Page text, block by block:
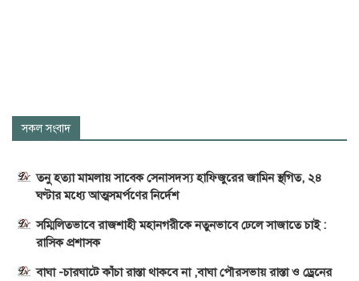
সকল সংবাদ
তনু হত্যা মামলায় সাবেক সেনাসদস্য হাফিজুরের জামিন স্থগিত, ২৪
ঘণ্টার মধ্যে আত্মসমর্পণের নির্দেশ
সম্মিলিতভাবে রাজশাহী মহানগরীকে নতুনভাবে ঢেলে সাজাতে চাই :
রাসিক প্রশাসক
বাঘা -চারঘাটে কাঁচা রাস্তা থাকবে না ,বাঘা পৌরসভায় রাস্তা ও ড্রেনের